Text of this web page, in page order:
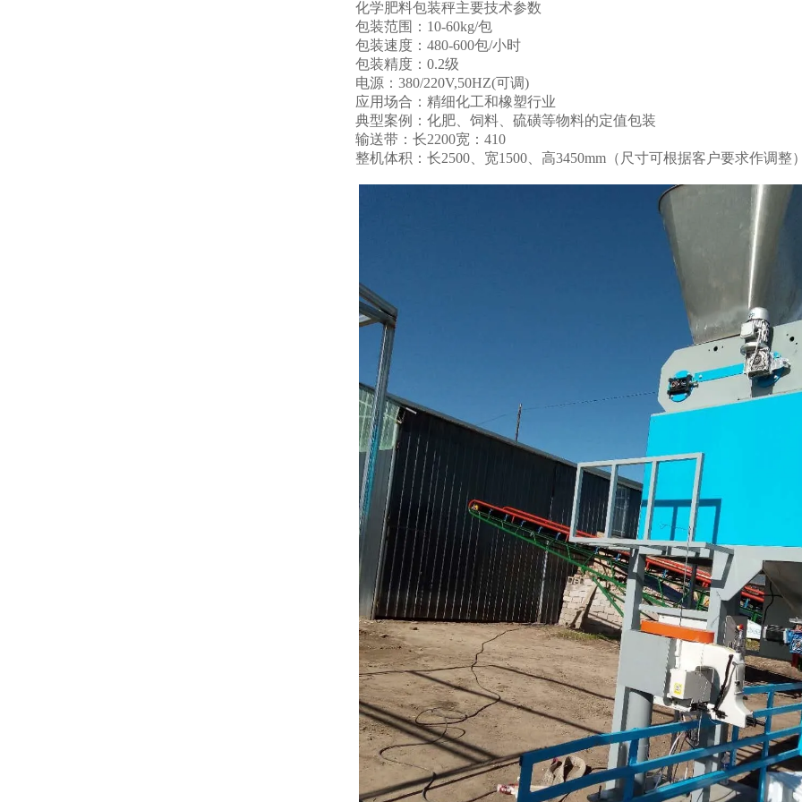
化学肥料包装秤主要技术参数
包装范围：10-60kg/包
包装速度：480-600包/小时
包装精度：0.2级
电源：380/220V,50HZ(可调)
应用场合：精细化工和橡塑行业
典型案例：化肥、饲料、硫磺等物料的定值包装
输送带：长2200宽：410
整机体积：长2500、宽1500、高3450mm（尺寸可根据客户要求作调整